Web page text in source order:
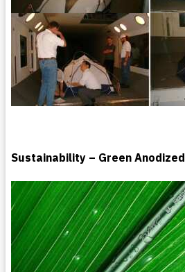
Sustainability – Green Anodized